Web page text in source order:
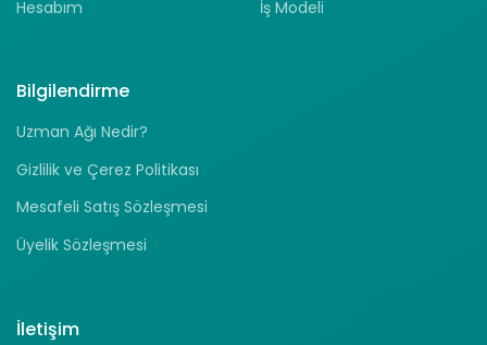
Hesabım
İş Modeli
Bilgilendirme
Uzman Ağı Nedir?
Gizlilik ve Çerez Politikası
Mesafeli Satış Sözleşmesi
Üyelik Sözleşmesi
İletişim